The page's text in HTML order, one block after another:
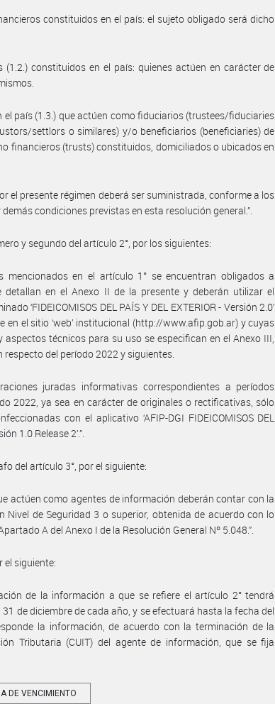
constituidos en el país: el sujeto obligado será dicho
(1.2.) constituidos en el país: quienes actúen en carácter de
el país (1.3.) que actúen como fiduciarios (trustees/fiduciaries
settlors o similares) y/o beneficiarios (beneficiaries) de
financieros (trusts) constituidos, domiciliados o ubicados en
el presente régimen deberá ser suministrada, conforme a los
condiciones previstas en esta resolución general.”.
y segundo del artículo 2°, por los siguientes:
mencionados en el artículo 1° se encuentran obligados a
en el Anexo II de la presente y deberán utilizar el
‘FIDEICOMISOS DEL PAÍS Y DEL EXTERIOR - Versión 2.0’
en el sitio ‘web’ institucional (http://www.afip.gob.ar) y cuyas
técnicos para su uso se especifican en el Anexo III,
del período 2022 y siguientes.
juradas informativas correspondientes a períodos
2022, ya sea en carácter de originales o rectificativas, sólo
con el aplicativo ‘AFIP-DGI FIDEICOMISOS DEL
1.0 Release 2’.”.
del artículo 3°, por el siguiente:
actúen como agentes de información deberán contar con la
Nivel de Seguridad 3 o superior, obtenida de acuerdo con lo
A del Anexo I de la Resolución General Nº 5.048.”.
el siguiente:
de la información a que se refiere el artículo 2° tendrá
de diciembre de cada año, y se efectuará hasta la fecha del
la información, de acuerdo con la terminación de la
Tributaria (CUIT) del agente de información, que se fija
DE VENCIMIENTO